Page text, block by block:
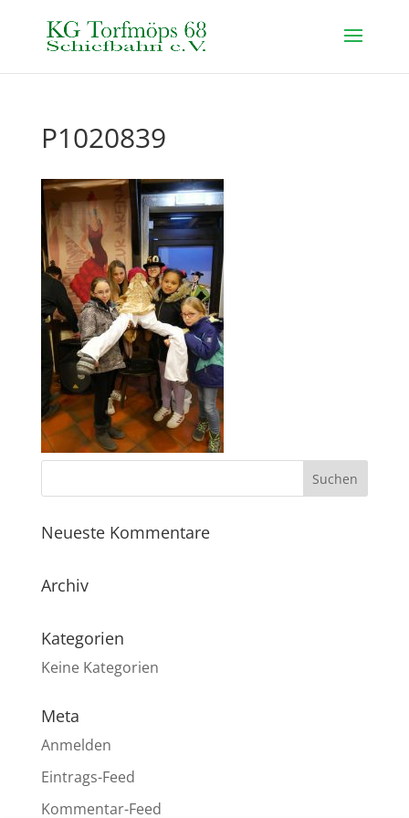
P1020839
Neueste Kommentare
Archiv
Kategorien
Keine Kategorien
Meta
Anmelden
Eintrags-Feed
Kommentar-Feed